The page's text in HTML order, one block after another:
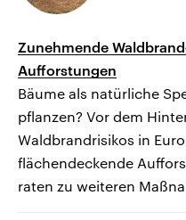
Zunehmende
Aufforstungen
Bäume als natürliche
pflanzen? Vor dem
Waldbrandrisikos in
flächendeckende
raten zu weiteren